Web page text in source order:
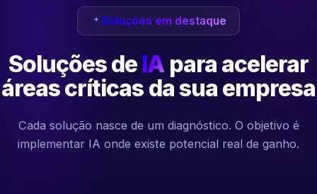
Soluções em destaque
Soluções de IA para acelerar
áreas críticas da sua empresa
Cada solução nasce de um diagnóstico. O objetivo é
implementar IA onde existe potencial real de ganho.